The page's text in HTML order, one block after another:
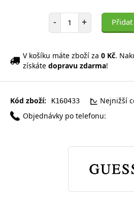
- Počet položek
+
V košíku máte zboží za 0 Kč.
získáte dopravu zdarma!
Kód zboží: K160433
Nejnižší
Objednávky po telefonu: